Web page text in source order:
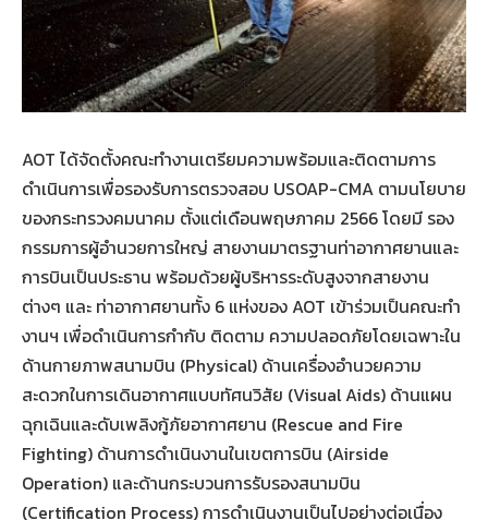
AOT ได้จัดตั้งคณะทำงานเตรียมความพร้อมและติดตามการ
ดำเนินการเพื่อรองรับการตรวจสอบ USOAP-CMA ตามนโยบาย
ของกระทรวงคมนาคม ตั้งแต่เดือนพฤษภาคม 2566 โดยมี รอง
กรรมการผู้อำนวยการใหญ่ สายงานมาตรฐานท่าอากาศยานและ
การบินเป็นประธาน พร้อมด้วยผู้บริหารระดับสูงจากสายงาน
ต่างๆ และ ท่าอากาศยานทั้ง 6 แห่งของ AOT เข้าร่วมเป็นคณะทำ
งานฯ เพื่อดำเนินการกำกับ ติดตาม ความปลอดภัยโดยเฉพาะใน
ด้านกายภาพสนามบิน (Physical) ด้านเครื่องอำนวยความ
สะดวกในการเดินอากาศแบบทัศนวิสัย (Visual Aids) ด้านแผน
ฉุกเฉินและดับเพลิงกู้ภัยอากาศยาน (Rescue and Fire
Fighting) ด้านการดำเนินงานในเขตการบิน (Airside
Operation) และด้านกระบวนการรับรองสนามบิน
(Certification Process) การดำเนินงานเป็นไปอย่างต่อเนื่อง